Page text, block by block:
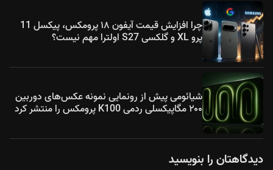
چرا افزایش قیمت آیفون ۱۸ پرومکس، پیکسل 11
پرو XL و گلکسی S27 اولترا مهم نیست؟
شیائومی پیش از رونمایی نمونه عکس‌های دوربین
۲۰۰ مگاپیکسلی ردمی K100 پرومکس را منتشر کرد
دیدگاهتان را بنویسید